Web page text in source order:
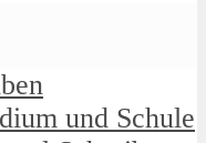
und Schule